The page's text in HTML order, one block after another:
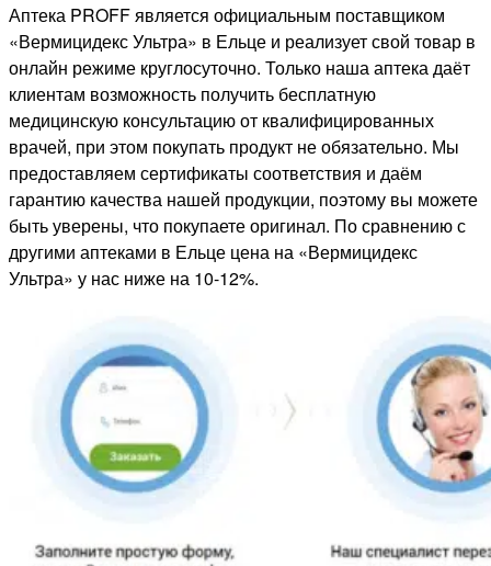
Аптека PROFF является официальным поставщиком
«Вермицидекс Ультра» в Ельце и реализует свой товар в
онлайн режиме круглосуточно. Только наша аптека даёт
клиентам возможность получить бесплатную
медицинскую консультацию от квалифицированных
врачей, при этом покупать продукт не обязательно. Мы
предоставляем сертификаты соответствия и даём
гарантию качества нашей продукции, поэтому вы можете
быть уверены, что покупаете оригинал. По сравнению с
другими аптеками в Ельце цена на «Вермицидекс
Ультра» у нас ниже на 10-12%.